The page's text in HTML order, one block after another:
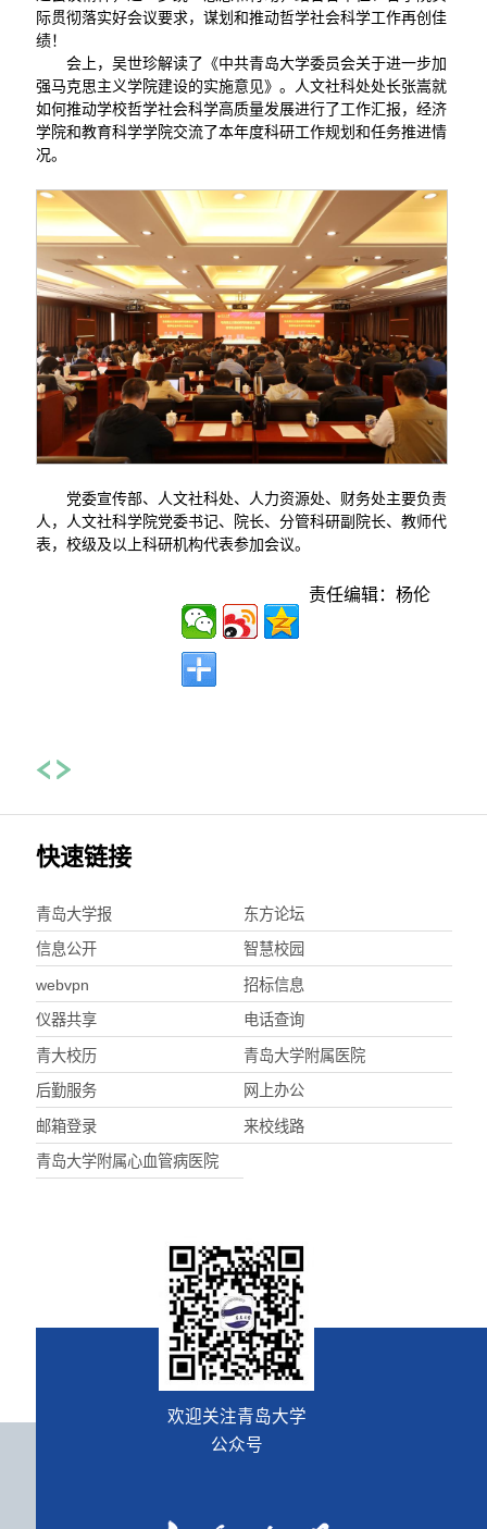
际贯彻落实好会议要求，谋划和推动哲学社会科学工作再创佳
绩！
会上，吴世珍解读了《中共青岛大学委员会关于进一步加
强马克思主义学院建设的实施意见》。人文社科处处长张嵩就
如何推动学校哲学社会科学高质量发展进行了工作汇报，经济
学院和教育科学学院交流了本年度科研工作规划和任务推进情
况。
党委宣传部、人文社科处、人力资源处、财务处主要负责
人，人文社科学院党委书记、院长、分管科研副院长、教师代
表，校级及以上科研机构代表参加会议。
责任编辑：杨伦
快速链接
青岛大学报 东方论坛
信息公开 智慧校园
webvpn 招标信息
仪器共享 电话查询
青大校历 青岛大学附属医院
后勤服务 网上办公
邮箱登录 来校线路
青岛大学附属心血管病医院
欢迎关注青岛大学
公众号